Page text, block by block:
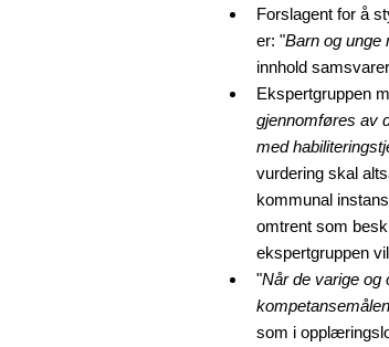
Forslagent for å
er: "Barn og unge
innhold
Ekspertgruppen
gjennomføres av
med
vurdering skal
kommunal
omtrent som
ekspertgruppen
"Når de varige og
som i